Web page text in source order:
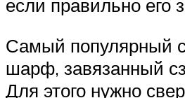
если правильно его
Самый популярный
шарф, завязанный
Для этого нужно